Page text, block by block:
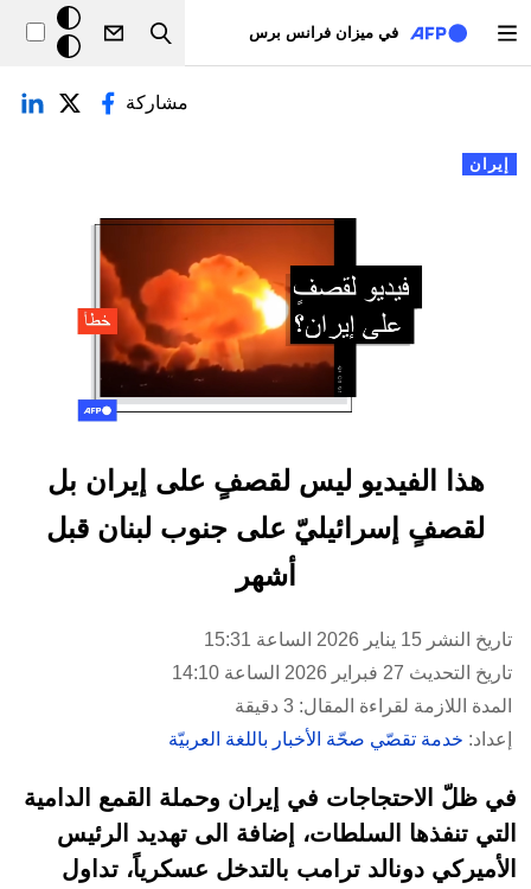
في ميزان فرانس برس
Search
خلفيّة
داكنة
التبويبات الأساسية
إيران
مشاركة
هذا الفيديو ليس لقصفٍ على إيران بل
لقصفٍ إسرائيليّ على جنوب لبنان قبل
أشهر
تاريخ النشر 15 يناير 2026 الساعة 15:31
تاريخ التحديث 27 فبراير 2026 الساعة 14:10
المدة اللازمة لقراءة المقال: 3 دقيقة
إعداد: خدمة تقصّي صحّة الأخبار باللغة العربيّة
في ظلّ الاحتجاجات في إيران وحملة القمع الدامية
التي تنفذها السلطات، إضافة الى تهديد الرئيس
الأميركي دونالد ترامب بالتدخل عسكرياً، تداول